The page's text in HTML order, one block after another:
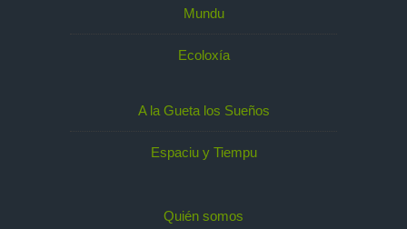
Mundu
Ecoloxía
A la Gueta los Sueños
Espaciu y Tiempu
Quién somos